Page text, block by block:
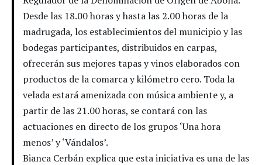
Desde las 18.00 horas y hasta las 2.00 horas de la
madrugada, los establecimientos del municipio y las
bodegas participantes, distribuidos en carpas,
ofrecerán sus mejores tapas y vinos elaborados con
productos de la comarca y kilómetro cero. Toda la
velada estará amenizada con música ambiente y, a
partir de las 21.00 horas, se contará con las
actuaciones en directo de los grupos ‘Una hora
menos’ y ‘Vándalos’.
Bianca Cerbán explica que esta iniciativa es una de las